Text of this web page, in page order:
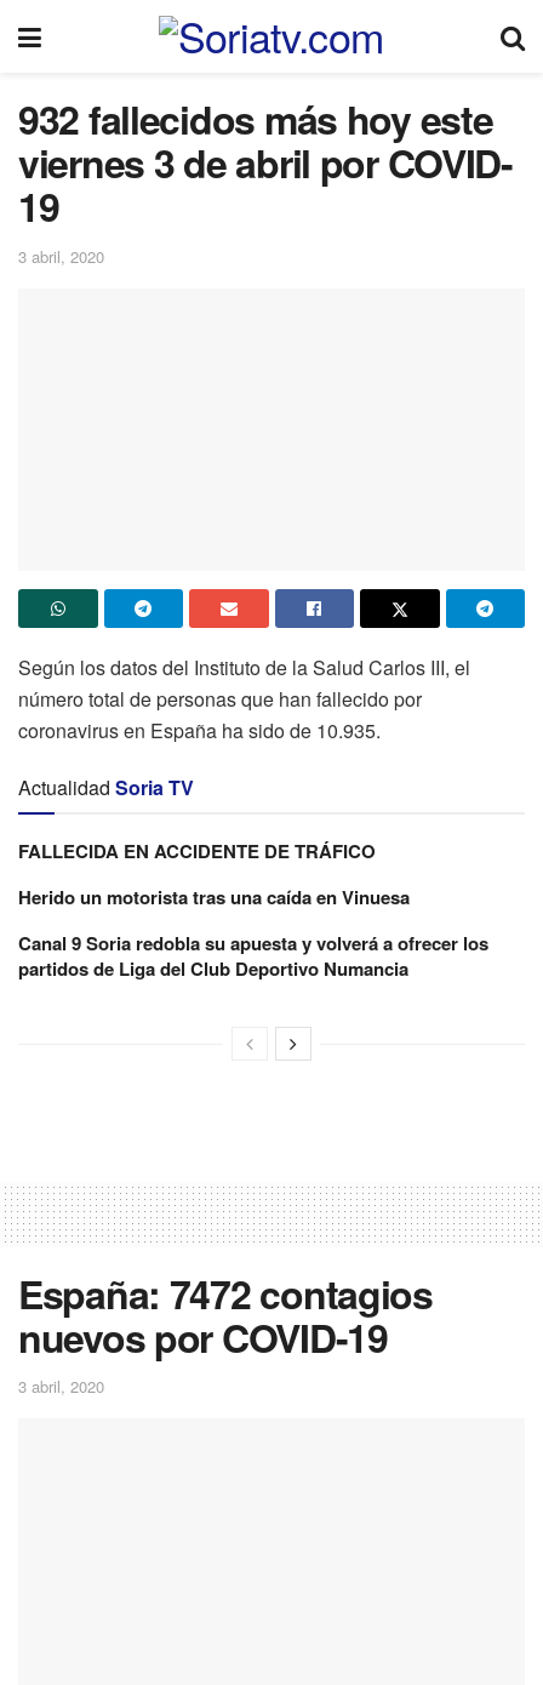
932 fallecidos más hoy este
viernes 3 de abril por COVID-
19
3 abril, 2020
Según los datos del Instituto de la Salud Carlos III, el
número total de personas que han fallecido por
coronavirus en España ha sido de 10.935.
Actualidad Soria TV
FALLECIDA EN ACCIDENTE DE TRÁFICO
Herido un motorista tras una caída en Vinuesa
Canal 9 Soria redobla su apuesta y volverá a ofrecer los
partidos de Liga del Club Deportivo Numancia
España: 7472 contagios
nuevos por COVID-19
3 abril, 2020